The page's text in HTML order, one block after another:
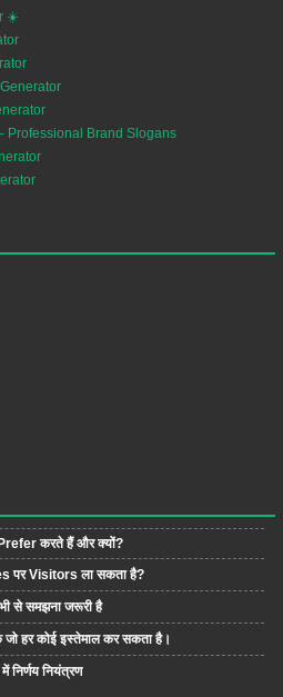
☀️
Professional Brand Slogans
करते हैं और क्यों?
पर Visitors ला सकता है?
से समझना जरूरी है
हर कोई इस्तेमाल कर सकता है।
नियंत्रण